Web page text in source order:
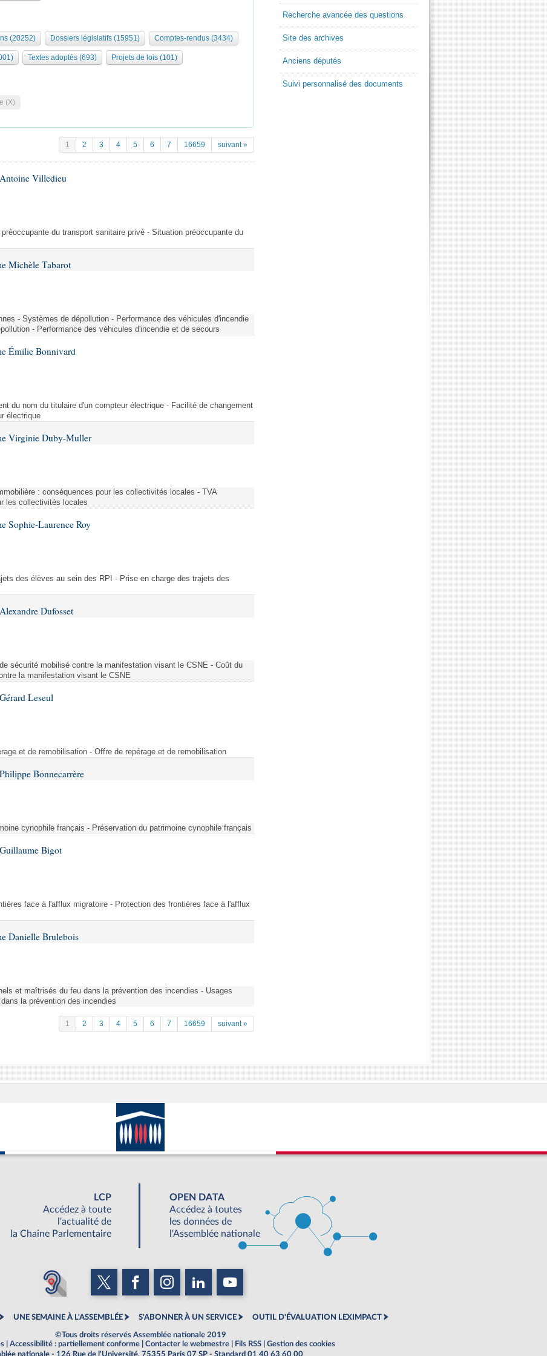
(20252) Dossiers législatifs (15951) Comptes-rendus (3434)
Textes adoptés (693) Projets de lois (101)
(X)
1 2 3 4 5 6 7 16659 suivant »
Villedieu
du transport sanitaire privé - Situation préoccupante du
Michèle Tabarot
- Systèmes de dépollution - Performance des véhicules d'incendie
- Performance des véhicules d'incendie et de secours
Émilie Bonnivard
du nom du titulaire d'un compteur électrique - Facilité de changement
électrique
Virginie Duby-Muller
: conséquences pour les collectivités locales - TVA
les collectivités locales
Sophie-Laurence Roy
des élèves au sein des RPI - Prise en charge des trajets des
Dufosset
sécurité mobilisé contre la manifestation visant le CSNE - Coût du
la manifestation visant le CSNE
Leseul
et de remobilisation - Offre de repérage et de remobilisation
Bonnecarrère
cynophile français - Préservation du patrimoine cynophile français
Bigot
face à l'afflux migratoire - Protection des frontières face à l'afflux
Danielle Brulebois
et maîtrisés du feu dans la prévention des incendies - Usages
la prévention des incendies
1 2 3 4 5 6 7 16659 suivant »
Recherche avancée des questions
Site des archives
Anciens députés
Suivi personnalisé des documents
LCP
Accédez à toute
l'actualité de
la Chaine Parlementaire
OPEN DATA
Accédez à toutes
les données de
l'Assemblée nationale
UNE SEMAINE À L'ASSEMBLÉE S'ABONNER À UN SERVICE OUTIL D'ÉVALUATION LEXIMPACT
©Tous droits réservés Assemblée nationale 2019
Accessibilité : partiellement conforme Contacter le webmestre Fils RSS
Gestion des cookies
nationale - 126 Rue de l'Université, 75355 Paris 07 SP - Standard 01 40 63 60 00